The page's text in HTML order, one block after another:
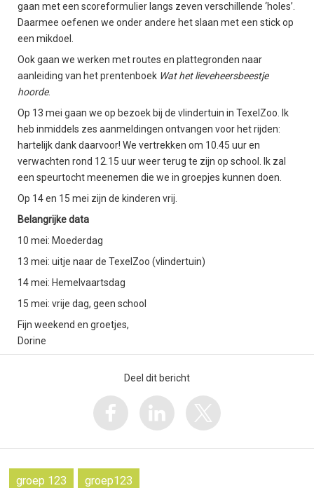
gaan met een scoreformulier langs zeven verschillende ‘holes’.
Daarmee oefenen we onder andere het slaan met een stick op
een mikdoel.
Ook gaan we werken met routes en plattegronden naar
aanleiding van het prentenboek Wat het lieveheersbeestje
hoorde.
Op 13 mei gaan we op bezoek bij de vlindertuin in TexelZoo. Ik
heb inmiddels zes aanmeldingen ontvangen voor het rijden:
hartelijk dank daarvoor! We vertrekken om 10.45 uur en
verwachten rond 12.15 uur weer terug te zijn op school. Ik zal
een speurtocht meenemen die we in groepjes kunnen doen.
Op 14 en 15 mei zijn de kinderen vrij.
Belangrijke data
10 mei: Moederdag
13 mei: uitje naar de TexelZoo (vlindertuin)
14 mei: Hemelvaartsdag
15 mei: vrije dag, geen school
Fijn weekend en groetjes,
Dorine
Deel dit bericht
groep 123 groep123